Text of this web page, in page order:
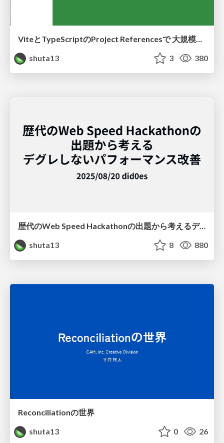
ViteとTypeScriptのProject Referencesで 大規模モノレポのUIカタログのリリースサイクルを高速化する
shuta13
3 380
歴代のWeb Speed Hackathonの出題から考えるデグレしないパフォーマンス改善
shuta13
8 880
Reconciliationの世界
shuta13
0 26